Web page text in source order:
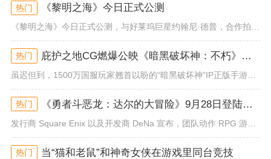
热门 《黎明之海》今日正式公测
热门 庇护之地CG燃爆公映《暗黑破坏神：不朽》今日全平台上线
虽迟但到，1500万国服玩家翘首以盼的“暗黑破坏神”IP正版手游《暗黑破坏神：不朽》已于今日全平台上线！动作RPG王者再...
热门 《勇者斗恶龙：达尔的大冒险》9月28日登陆苹果谷歌应用商店
发行商 Square Enix 以及开发商 DeNa 宣布，团队动作 RPG 游戏《勇者斗恶龙：达尔的大冒险 魂之绊》将...
热门 当“猫和老鼠”和神奇女侠在游戏里同台竞技